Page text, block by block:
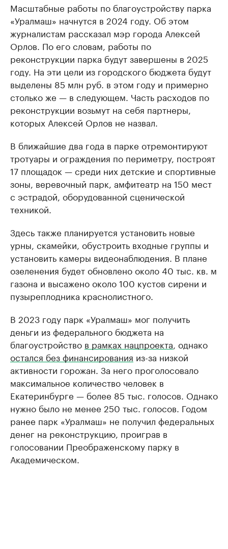
Масштабные работы по благоустройству парка
«Уралмаш» начнутся в 2024 году. Об этом
журналистам рассказал мэр города Алексей
Орлов. По его словам, работы по
реконструкции парка будут завершены в 2025
году. На эти цели из городского бюджета будут
выделены 85 млн руб. в этом году и примерно
столько же — в следующем. Часть расходов по
реконструкции возьмут на себя партнеры,
которых Алексей Орлов не назвал.
В ближайшие два года в парке отремонтируют
тротуары и ограждения по периметру, построят
17 площадок — среди них детские и спортивные
зоны, веревочный парк, амфитеатр на 150 мест
с эстрадой, оборудованной сценической
техникой.
Здесь также планируется установить новые
урны, скамейки, обустроить входные группы и
установить камеры видеонаблюдения. В плане
озеленения будет обновлено около 40 тыс. кв. м
газона и высажено около 100 кустов сирени и
пузыреплодника краснолистного.
В 2023 году парк «Уралмаш» мог получить
деньги из федерального бюджета на
благоустройство в рамках нацпроекта , однако
остался без финансирования из-за низкой
активности горожан. За него проголосовало
максимальное количество человек в
Екатеринбурге — более 85 тыс. голосов. Однако
нужно было не менее 250 тыс. голосов. Годом
ранее парк «Уралмаш» не получил федеральных
денег на реконструкцию, проиграв в
голосовании Преображенскому парку в
Академическом.